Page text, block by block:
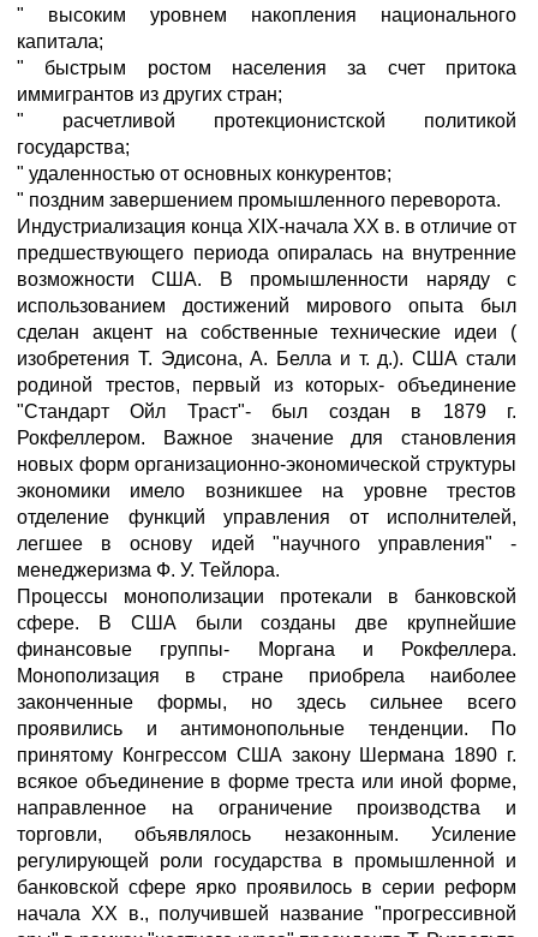
" высоким уровнем накопления национального
капитала;
" быстрым ростом населения за счет притока
иммигрантов из других стран;
" расчетливой протекционистской политикой
государства;
" удаленностью от основных конкурентов;
" поздним завершением промышленного переворота.
Индустриализация конца XIX-начала XX в. в отличие от
предшествующего периода опиралась на внутренние
возможности США. В промышленности наряду с
использованием достижений мирового опыта был
сделан акцент на собственные технические идеи (
изобретения Т. Эдисона, А. Белла и т. д.). США стали
родиной трестов, первый из которых- объединение
"Стандарт Ойл Траст"- был создан в 1879 г.
Рокфеллером. Важное значение для становления
новых форм организационно-экономической структуры
экономики имело возникшее на уровне трестов
отделение функций управления от исполнителей,
легшее в основу идей "научного управления" -
менеджеризма Ф. У. Тейлора.
Процессы монополизации протекали в банковской
сфере. В США были созданы две крупнейшие
финансовые группы- Моргана и Рокфеллера.
Монополизация в стране приобрела наиболее
законченные формы, но здесь сильнее всего
проявились и антимонопольные тенденции. По
принятому Конгрессом США закону Шермана 1890 г.
всякое объединение в форме треста или иной форме,
направленное на ограничение производства и
торговли, объявлялось незаконным. Усиление
регулирующей роли государства в промышленной и
банковской сфере ярко проявилось в серии реформ
начала XX в., получившей название "прогрессивной